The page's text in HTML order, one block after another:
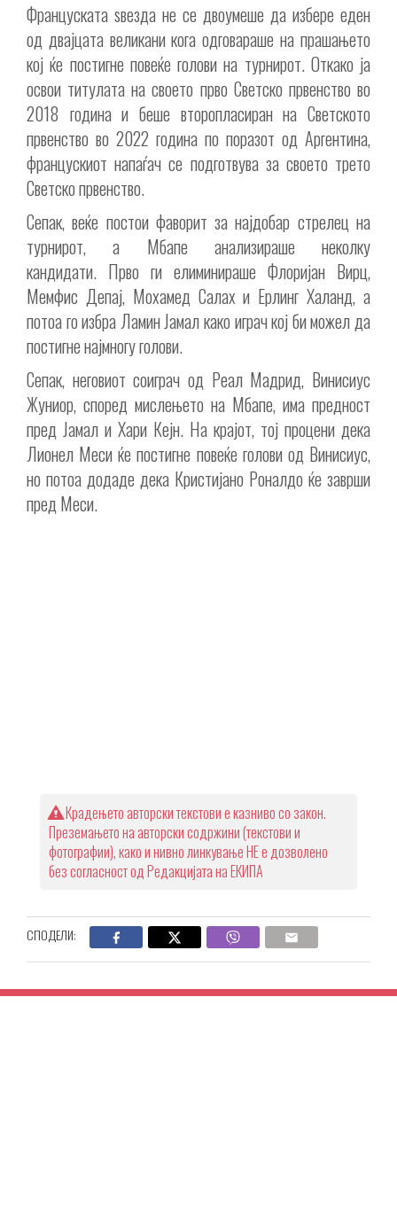
Француската ѕвезда не се двоумеше да избере еден
од двајцата великани кога одговараше на прашањето
кој ќе постигне повеќе голови на турнирот. Откако ја
освои титулата на своето прво Светско првенство во
2018 година и беше второпласиран на Светското
првенство во 2022 година по поразот од Аргентина,
францускиот напаѓач се подготвува за своето трето
Светско првенство.
Сепак, веќе постои фаворит за најдобар стрелец на
турнирот, а Мбапе анализираше неколку
кандидати. Прво ги елиминираше Флоријан Вирц,
Мемфис Депај, Мохамед Салах и Ерлинг Халанд, а
потоа го избра Ламин Јамал ​​како играч кој би можел да
постигне најмногу голови.
Сепак, неговиот соиграч од Реал Мадрид, Винисиус
Жуниор, според мислењето на Мбапе, има предност
пред Јамал ​​и Хари Кејн. На крајот, тој процени дека
Лионел Меси ќе постигне повеќе голови од Винисиус,
но потоа додаде дека Кристијано Роналдо ќе заврши
пред Меси.
Крадењето авторски текстови е казниво со закон.
Преземањето на авторски содржини (текстови и
фотографии), како и нивно линкување НЕ е дозволено
без согласност од Редакцијата на ЕКИПА
СПОДЕЛИ: